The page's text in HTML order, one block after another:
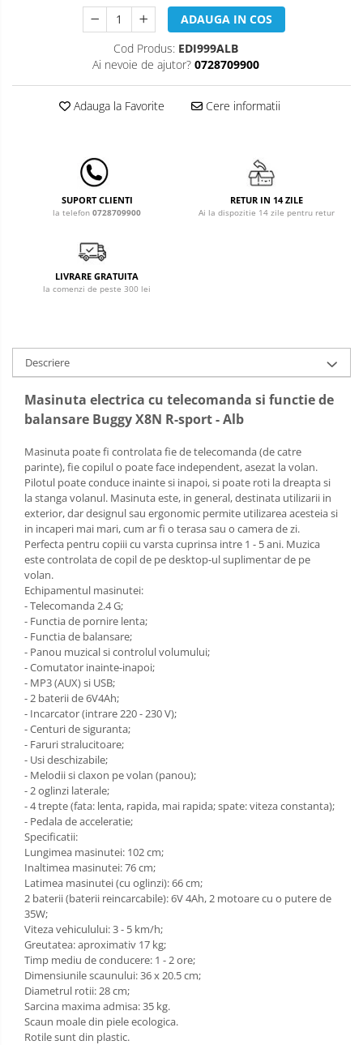
Covorase de joaca
Lampi de veghe
ADAUGA IN COS
Cod Produs: EDI999ALB
Ai nevoie de ajutor? 0728709900
Adauga la Favorite Cere informatii
SUPORT CLIENTI
la telefon 0728709900
RETUR IN 14 ZILE
Ai la dispozitie 14 zile pentru retur
LIVRARE GRATUITA
la comenzi de peste 300 lei
Descriere
Masinuta electrica cu telecomanda si functie de
balansare Buggy X8N R-sport - Alb
Masinuta poate fi controlata fie de telecomanda (de catre
parinte), fie copilul o poate face independent, asezat la volan.
Pilotul poate conduce inainte si inapoi, si poate roti la dreapta si
la stanga volanul. Masinuta este, in general, destinata utilizarii in
exterior, dar designul sau ergonomic permite utilizarea acesteia si
in incaperi mai mari, cum ar fi o terasa sau o camera de zi.
Perfecta pentru copiii cu varsta cuprinsa intre 1 - 5 ani. Muzica
este controlata de copil de pe desktop-ul suplimentar de pe
volan.
Echipamentul masinutei:
- Telecomanda 2.4 G;
- Functia de pornire lenta;
- Functia de balansare;
- Panou muzical si controlul volumului;
- Comutator inainte-inapoi;
- MP3 (AUX) si USB;
- 2 baterii de 6V4Ah;
- Incarcator (intrare 220 - 230 V);
- Centuri de siguranta;
- Faruri stralucitoare;
- Usi deschizabile;
- Melodii si claxon pe volan (panou);
- 2 oglinzi laterale;
- 4 trepte (fata: lenta, rapida, mai rapida; spate: viteza constanta);
- Pedala de acceleratie;
Specificatii:
Lungimea masinutei: 102 cm;
Inaltimea masinutei: 76 cm;
Latimea masinutei (cu oglinzi): 66 cm;
2 baterii (baterii reincarcabile): 6V 4Ah, 2 motoare cu o putere de
35W;
Viteza vehiculului: 3 - 5 km/h;
Greutatea: aproximativ 17 kg;
Timp mediu de conducere: 1 - 2 ore;
Dimensiunile scaunului: 36 x 20.5 cm;
Diametrul rotii: 28 cm;
Sarcina maxima admisa: 35 kg.
Scaun moale din piele ecologica.
Rotile sunt din plastic.